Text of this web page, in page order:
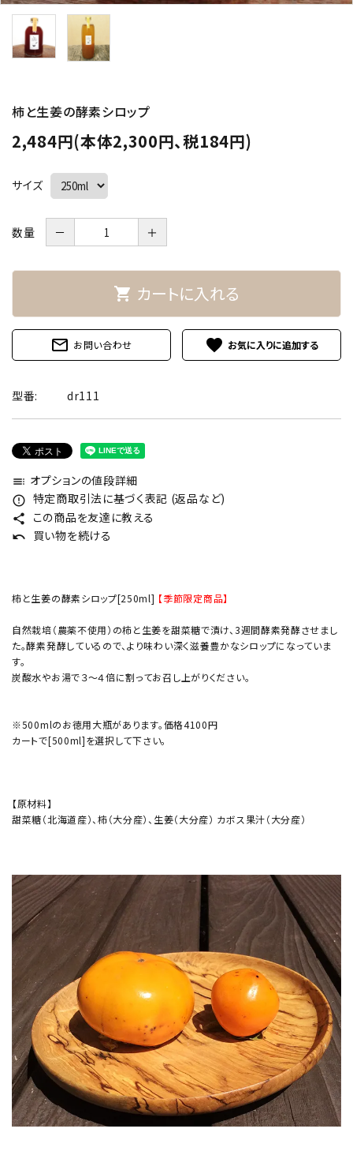
柿と生姜の酵素シロップ
2,484円(本体2,300円、税184円)
サイズ
数量 － ＋
shopping_cart カートに入れる
mail_outline お問い合わせ favorite
型番: dr111
toc オプションの値段詳細
error_outline 特定商取引法に基づく表記 (返品など)
share この商品を友達に教える
undo 買い物を続ける
柿と生姜の酵素シロップ[250ml] 【季節限定商品】
自然栽培（農薬不使用）の柿と生姜を甜菜糖で漬け、3週間酵素発酵させまし
た。酵素発酵しているので、より味わい深く滋養豊かなシロップになっていま
す。
炭酸水やお湯で３～４倍に割ってお召し上がりください。
※500mlのお徳用大瓶があります。価格4100円
カートで[500ml]を選択して下さい。
【原材料】
甜菜糖（北海道産）、柿（大分産）、生姜（大分産） カボス果汁（大分産）